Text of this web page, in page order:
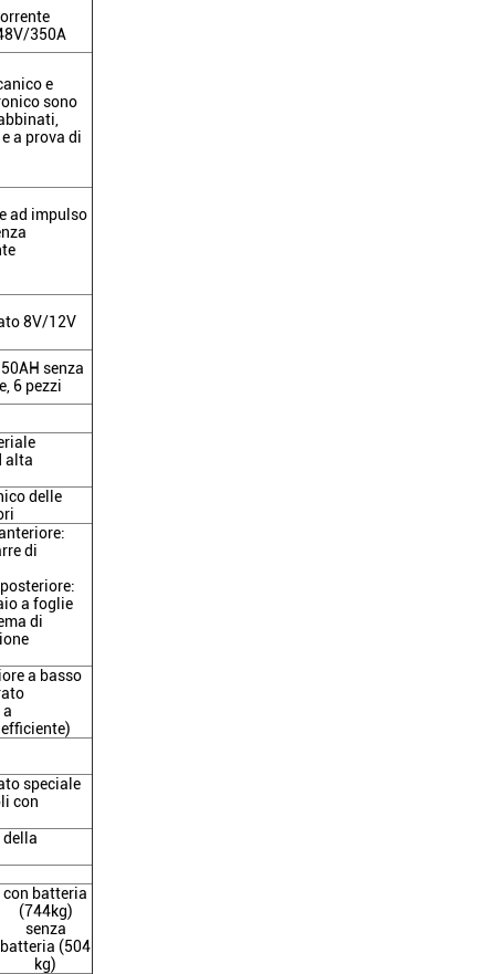
350A
e
sono
a prova di
ad impulso
8V/12V
senza
6 pezzi
alta
delle
di
a foglie
di
a basso
speciale
con
della
con batteria
(744kg)
senza
batteria (504
kg)